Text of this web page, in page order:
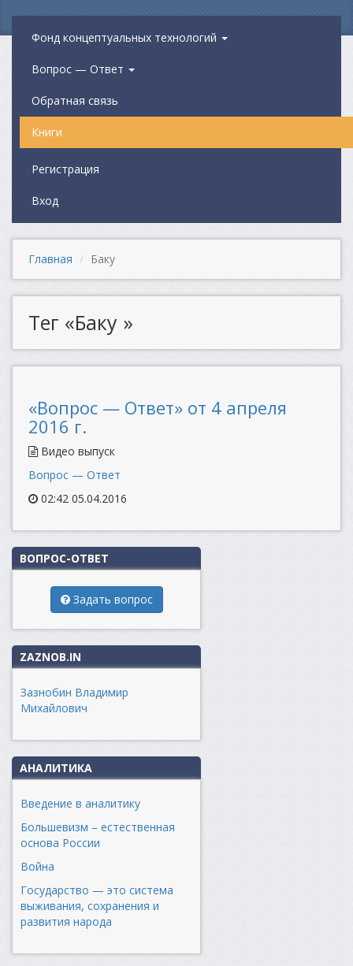
Фонд концептуальных технологий
Вопрос — Ответ
Обратная связь
Книги
Регистрация
Вход
Главная Баку
Тег «Баку »
«Вопрос — Ответ» от 4 апреля
2016 г.
Видео выпуск
Вопрос — Ответ
02:42 05.04.2016
ВОПРОС-ОТВЕТ
Задать вопрос
ZAZNOB.IN
Зазнобин Владимир
Михайлович
АНАЛИТИКА
Введение в аналитику
Большевизм – естественная
основа России
Война
Государство — это система
выживания, сохранения и
развития народа